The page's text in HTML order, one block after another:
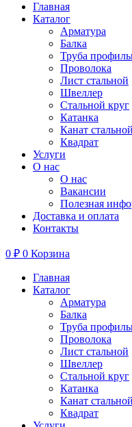
Главная
Каталог
Арматура
Балка
Труба
Проволока
Лист стальной
Швеллер
Стальной круг
Катанка
Канат стальной
Квадрат
Услуги
О нас
О нас
Вакансии
Полезная
Доставка и оплата
Контакты
0 ₽ 0 Корзина
Главная
Каталог
Арматура
Балка
Труба
Проволока
Лист стальной
Швеллер
Стальной круг
Катанка
Канат стальной
Квадрат